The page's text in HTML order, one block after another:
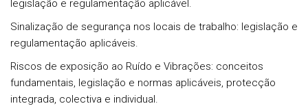
legislação e regulamentação aplicável.
Sinalização de segurança nos locais de trabalho: legislação e
regulamentação aplicáveis.
Riscos de exposição ao Ruído e Vibrações: conceitos
fundamentais, legislação e normas aplicáveis, protecção
integrada, colectiva e individual.